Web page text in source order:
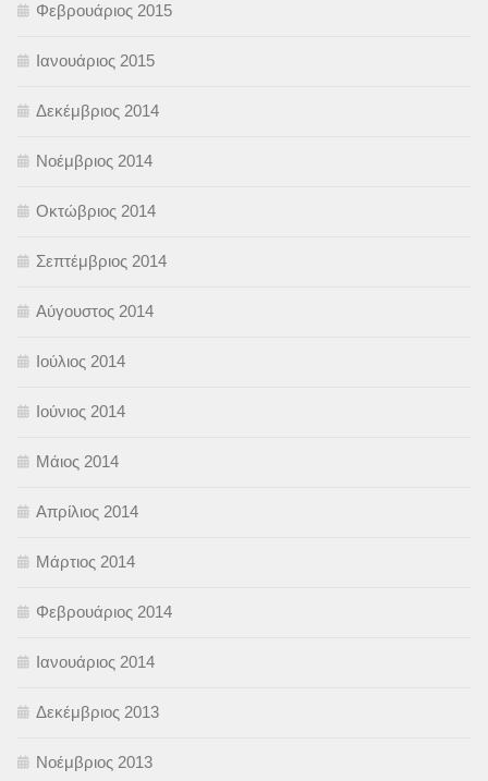
Φεβρουάριος 2015
Ιανουάριος 2015
Δεκέμβριος 2014
Νοέμβριος 2014
Οκτώβριος 2014
Σεπτέμβριος 2014
Αύγουστος 2014
Ιούλιος 2014
Ιούνιος 2014
Μάιος 2014
Απρίλιος 2014
Μάρτιος 2014
Φεβρουάριος 2014
Ιανουάριος 2014
Δεκέμβριος 2013
Νοέμβριος 2013